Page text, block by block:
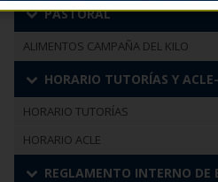
PASTORAL
ALIMENTOS CAMPAÑA DEL KILO
HORARIO TUTORÍAS Y
HORARIO TUTORÍAS
HORARIO ACLE
REGLAMENTO INTERNO DE